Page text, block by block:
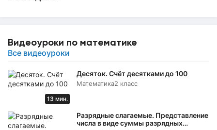
Видеоуроки по математике
Все видеоуроки
13 мин.
Десяток. Счёт десятками до 100
Математика2 класс
Разрядные слагаемые. Представление
числа в виде суммы разрядных